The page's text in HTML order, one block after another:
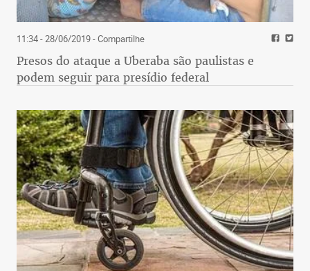
11:34 - 28/06/2019- Compartilhe
Presos do ataque a Uberaba são paulistas e
podem seguir para presídio federal